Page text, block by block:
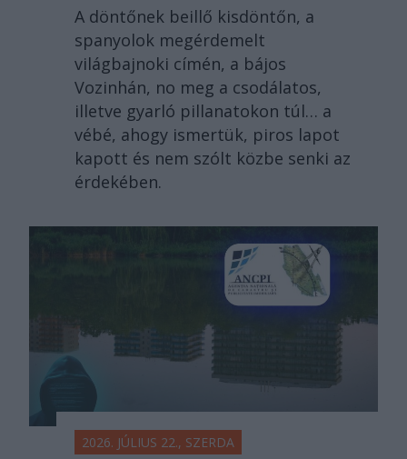
A döntőnek beillő kisdöntőn, a
spanyolok megérdemelt
világbajnoki címén, a bájos
Vozinhán, no meg a csodálatos,
illetve gyarló pillanatokon túl… a
vébé, ahogy ismertük, piros lapot
kapott és nem szólt közbe senki az
érdekében.
2026. JÚLIUS 22., SZERDA